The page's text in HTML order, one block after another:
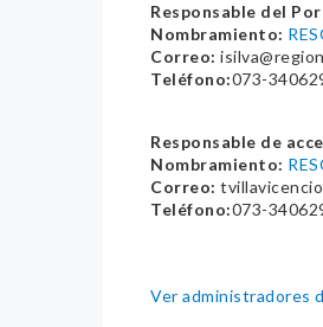
Responsable del
Nombramiento:
Correo:
Teléfono:073-
Responsable de
Nombramiento:
Correo:
Teléfono:073-
Ver administradores